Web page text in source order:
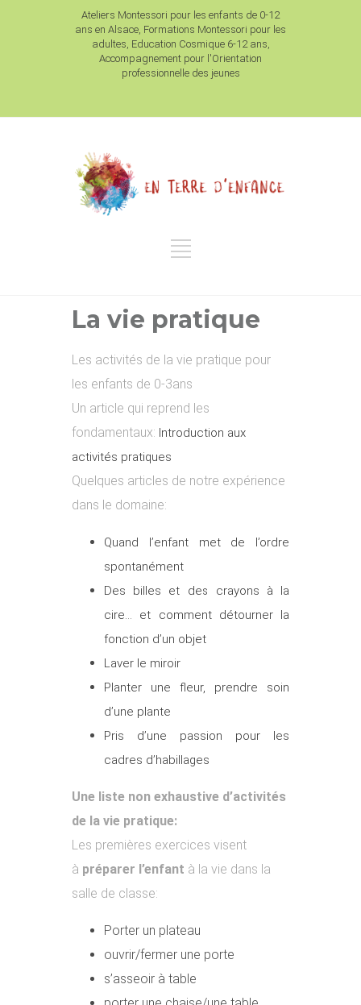
Ateliers Montessori pour les enfants de 0-12
ans en Alsace, Formations Montessori pour les
adultes, Education Cosmique 6-12 ans,
Accompagnement pour l'Orientation
professionnelle des jeunes
La vie pratique
Les activités de la vie pratique pour
les enfants de 0-3ans
Un article qui reprend les
fondamentaux: Introduction aux
activités pratiques
Quelques articles de notre expérience
dans le domaine:
Quand l’enfant met de l’ordre
spontanément
Des billes et des crayons à la
cire… et comment détourner la
fonction d’un objet
Laver le miroir
Planter une fleur, prendre soin
d’une plante
Pris d’une passion pour les
cadres d’habillages
Une liste non exhaustive d’activités
de la vie pratique:
Les premières exercices visent
à préparer l’enfant à la vie dans la
salle de classe:
Porter un plateau
ouvrir/fermer une porte
s’asseoir à table